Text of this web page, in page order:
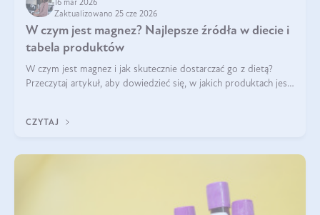
16 mar 2026
Zaktualizowano 25 cze 2026
W czym jest magnez? Najlepsze źródła w diecie i
tabela produktów
W czym jest magnez i jak skutecznie dostarczać go z dietą?
Przeczytaj artykuł, aby dowiedzieć się, w jakich produktach jest
CZYTAJ